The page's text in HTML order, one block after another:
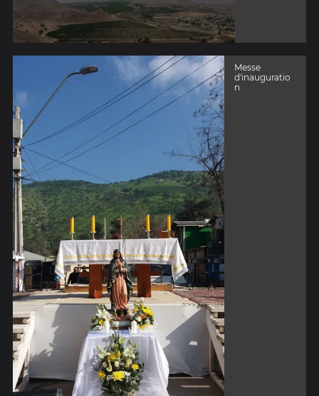
Messe
d'inauguratio
n